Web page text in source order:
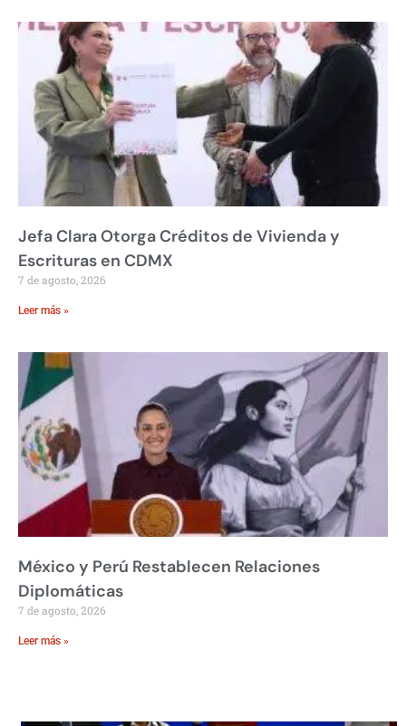
Jefa Clara Otorga Créditos de Vivienda y
Escrituras en CDMX
7 de agosto, 2026
Leer más »
México y Perú Restablecen Relaciones
Diplomáticas
7 de agosto, 2026
Leer más »